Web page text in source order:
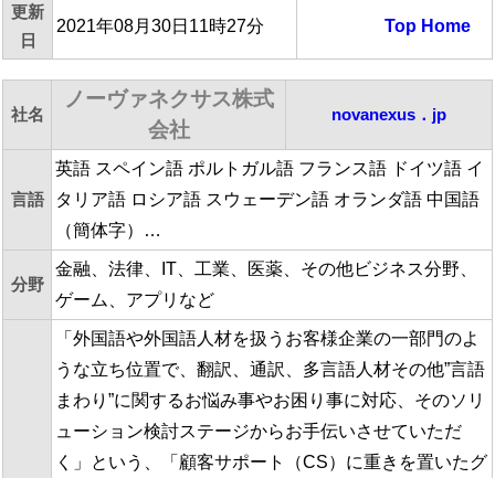
更新
日
2021年08月30日11時27分 Top Home
社名
ノーヴァネクサス株式
会社
novanexus．jp
言語
英語 スペイン語 ポルトガル語 フランス語 ドイツ語 イ
タリア語 ロシア語 スウェーデン語 オランダ語 中国語
（簡体字）…
分野
金融、法律、IT、工業、医薬、その他ビジネス分野、
ゲーム、アプリなど
「外国語や外国語人材を扱うお客様企業の一部門のよ
うな立ち位置で、翻訳、通訳、多言語人材その他”言語
まわり”に関するお悩み事やお困り事に対応、そのソリ
ューション検討ステージからお手伝いさせていただ
く」という、「顧客サポート（CS）に重きを置いたグ